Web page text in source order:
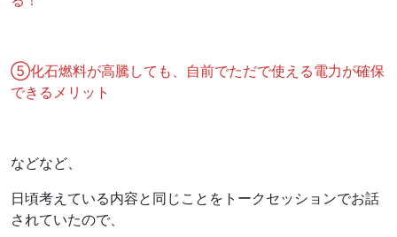
⑤化石燃料が高騰しても、自前でただで使える電力が確保
できるメリット
などなど、
日頃考えている内容と同じことをトークセッションでお話
されていたので、